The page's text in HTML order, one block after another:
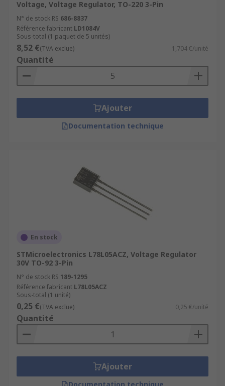
Voltage, Voltage Regulator, TO-220 3-Pin
N° de stock RS 686-8837
Référence fabricant LD1084V
Sous-total (1 paquet de 5 unités)
8,52 €(TVA exclue) 1,704 €/unité
Quantité
Ajouter
Documentation technique
En stock
STMicroelectronics L78L05ACZ, Voltage Regulator
30V TO-92 3-Pin
N° de stock RS 189-1295
Référence fabricant L78L05ACZ
Sous-total (1 unité)
0,25 €(TVA exclue) 0,25 €/unité
Quantité
Ajouter